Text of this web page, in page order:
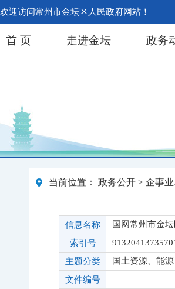
欢迎访问常州市金坛区人民政府网站！
首 页 走进金坛 政务
当前位置： 政务公开 > 企事
信息名称
国网常州市金
索引号
主题分类
国土资源、能源
文件编号